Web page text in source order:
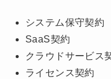
システム保守契約
SaaS契約
クラウドサービス
ライセンス契約